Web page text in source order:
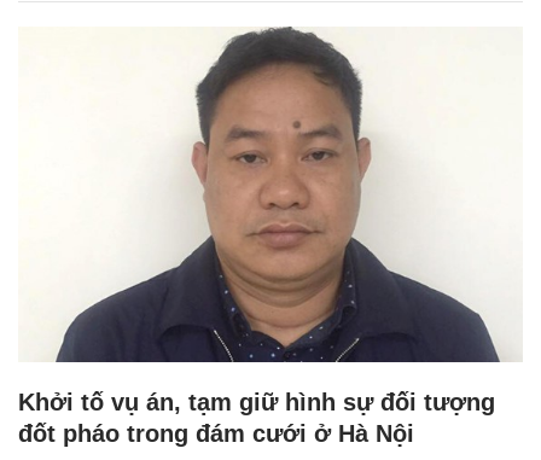
Khởi tố vụ án, tạm giữ hình sự đối tượng
đốt pháo trong đám cưới ở Hà Nội